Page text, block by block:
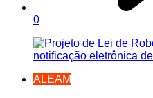
0
ALEAM